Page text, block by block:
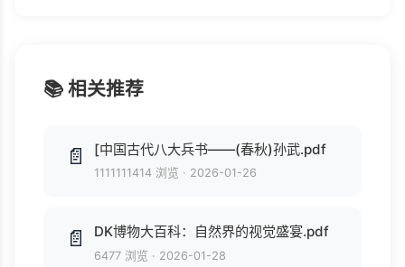
📚 相关推荐
📄 [中国古代八大兵书——(春秋)孙武.pdf
1111111414 浏览 · 2026-01-26
📄 DK博物大百科：自然界的视觉盛宴.pdf
6477 浏览 · 2026-01-28